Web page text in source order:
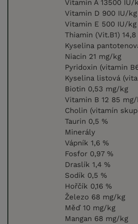
Vitamin A 13500 IU/
Vitamin D 900 IU/kg
Vitamin E 500 IU/kg
Thiamin (Vit.B1)
Kyselina
Niacin 21 mg/kg
Pyridoxin (vitamin
Kyselina listová
Biotin 0,53 mg/kg
Vitamin B 12 85
Cholin (vitamín
Taurin 0,5 %
Minerály
Vápník 1,6 %
Fosfor 0,97 %
Draslík 1,4 %
Sodík 0,5 %
Hořčík 0,16 %
Železo 68 mg/kg
Měď 10 mg/kg
Mangan 68 mg/kg